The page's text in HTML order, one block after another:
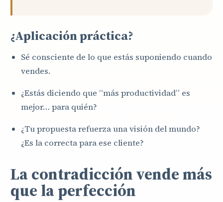
¿Aplicación práctica?
Sé consciente de lo que estás suponiendo cuando
vendes.
¿Estás diciendo que “más productividad” es
mejor… para quién?
¿Tu propuesta refuerza una visión del mundo?
¿Es la correcta para ese cliente?
La contradicción vende más
que la perfección